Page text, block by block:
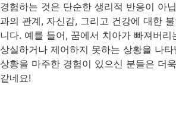
경험하는 것은 단순한 생리적 반응이 아
과의 관계, 자신감, 그리고 건강에 대한
니다. 예를 들어, 꿈에서 치아가 빠져버
상실하거나 제어하지 못하는 상황을 나
상황을 마주한 경험이 있으신 분들은 더
같네요!